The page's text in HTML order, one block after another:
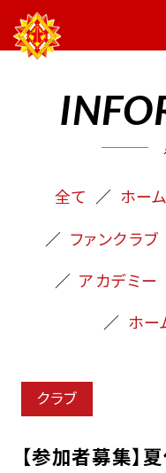
全て ホー
ファンクラブ
アカデミー
ホー
クラブ
【参加者募集】